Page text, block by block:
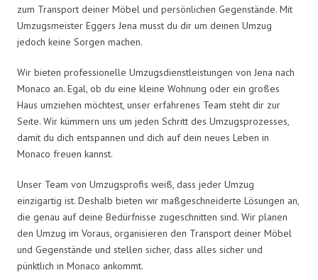
zum Transport deiner Möbel und persönlichen Gegenstände. Mit
Umzugsmeister Eggers Jena musst du dir um deinen Umzug
jedoch keine Sorgen machen.
Wir bieten professionelle Umzugsdienstleistungen von Jena nach
Monaco an. Egal, ob du eine kleine Wohnung oder ein großes
Haus umziehen möchtest, unser erfahrenes Team steht dir zur
Seite. Wir kümmern uns um jeden Schritt des Umzugsprozesses,
damit du dich entspannen und dich auf dein neues Leben in
Monaco freuen kannst.
Unser Team von Umzugsprofis weiß, dass jeder Umzug
einzigartig ist. Deshalb bieten wir maßgeschneiderte Lösungen an,
die genau auf deine Bedürfnisse zugeschnitten sind. Wir planen
den Umzug im Voraus, organisieren den Transport deiner Möbel
und Gegenstände und stellen sicher, dass alles sicher und
pünktlich in Monaco ankommt.